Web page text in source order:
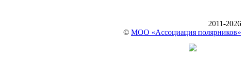
2011-2026
© МОО «Ассоциация полярников»